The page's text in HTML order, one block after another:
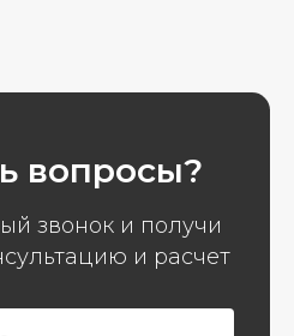
вопросы?
звонок и получи
и расчет